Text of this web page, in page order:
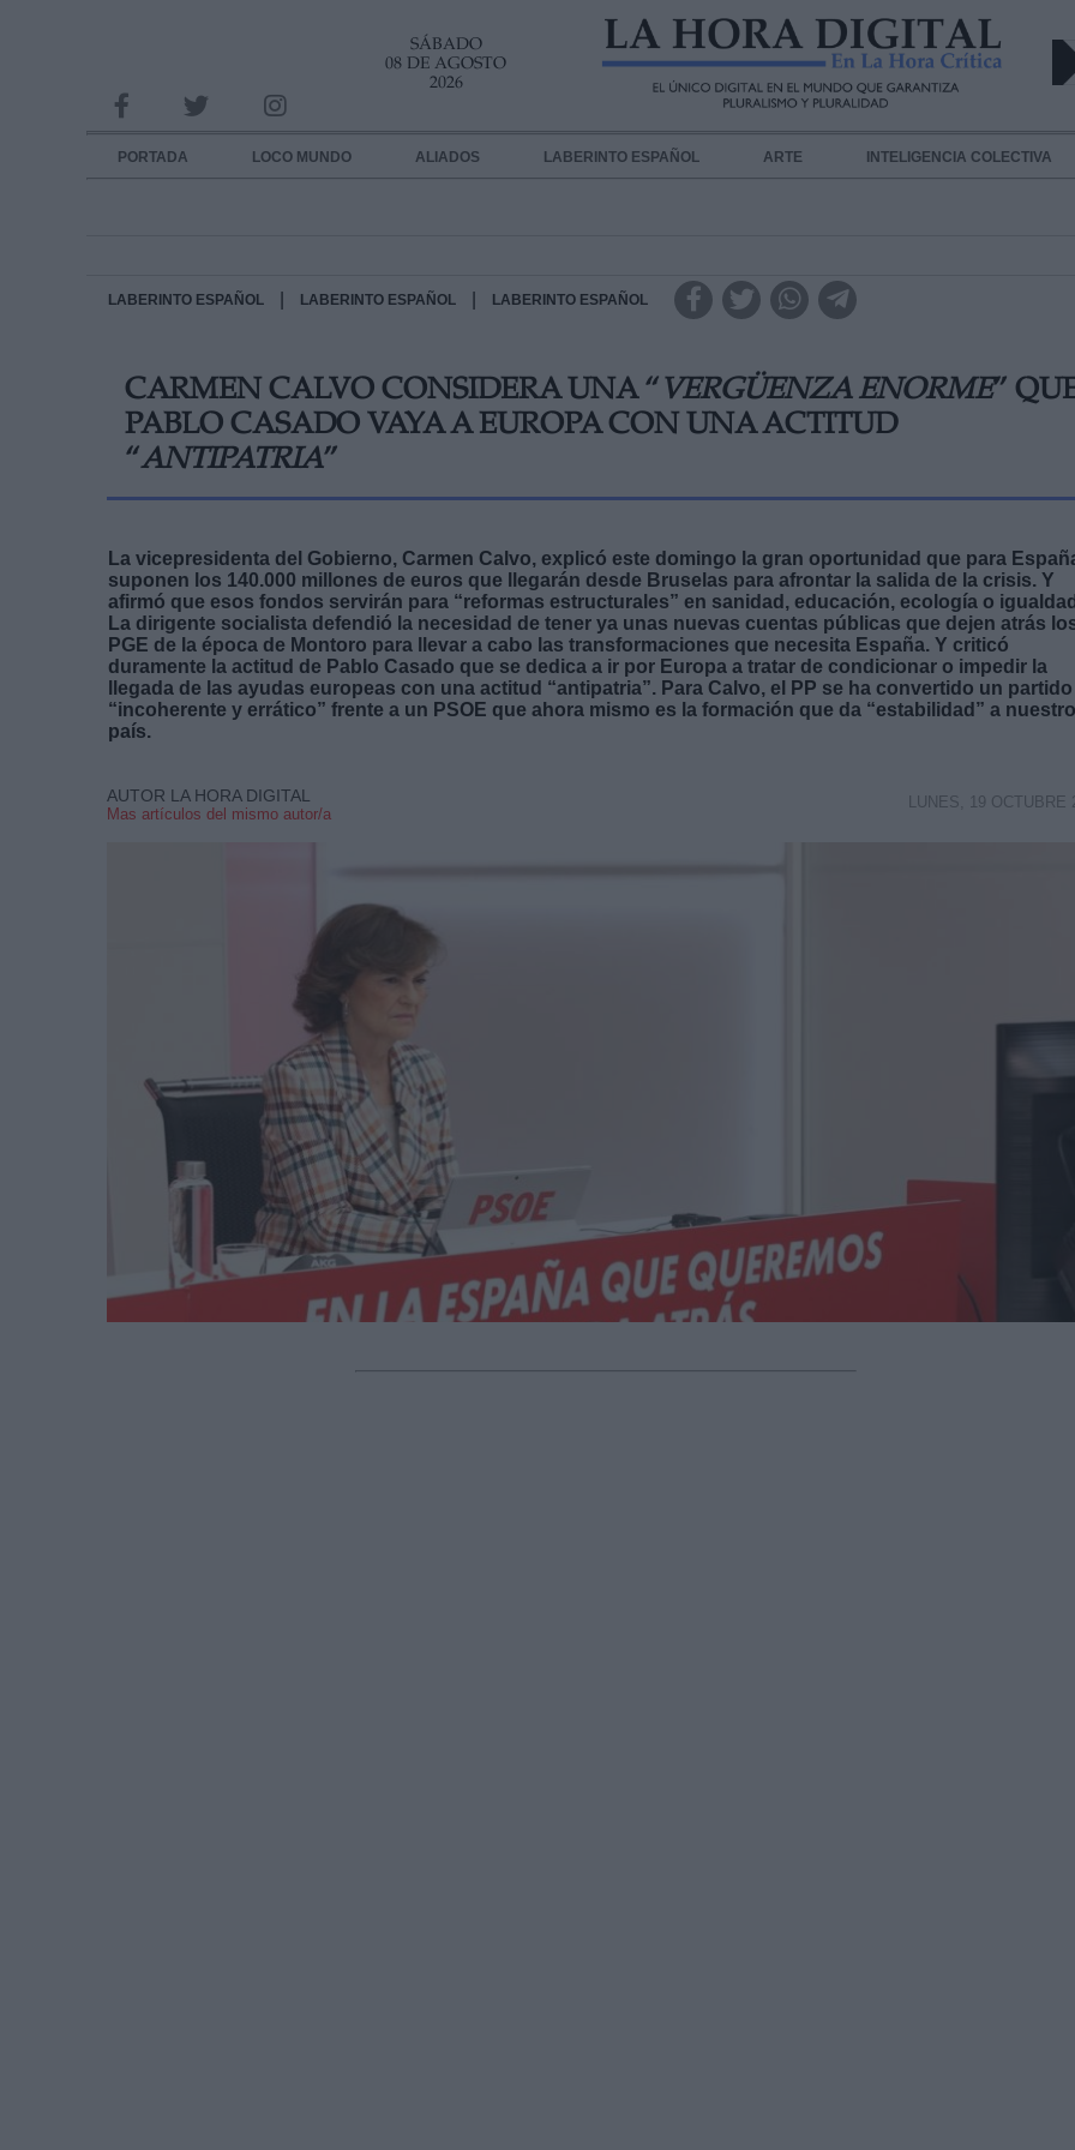
SÁBADO
08 DE AGOSTO
2026
PORTADA LOCO MUNDO ALIADOS LABERINTO ESPAÑOL ARTE INTELIGENCIA COLECTIVA
LABERINTO ESPAÑOL LABERINTO ESPAÑOL LABERINTO ESPAÑOL
CARMEN CALVO CONSIDERA UNA “ VERGÜENZA ENORME”
PABLO CASADO VAYA A EUROPA CON UNA ACTITUD
“ANTIPATRIA”
La vicepresidenta del Gobierno, Carmen Calvo, explicó este domingo la gran oportunidad que para
suponen los 140.000 millones de euros que llegarán desde Bruselas para afrontar la salida de la crisis. Y
afirmó que esos fondos servirán para “reformas estructurales” en sanidad, educación, ecología o
La dirigente socialista defendió la necesidad de tener ya unas nuevas cuentas públicas que dejen atrás
PGE de la época de Montoro para llevar a cabo las transformaciones que necesita España. Y criticó
duramente la actitud de Pablo Casado que se dedica a ir por Europa a tratar de condicionar o impedir la
llegada de las ayudas europeas con una actitud “antipatria”. Para Calvo, el PP se ha convertido un partido
“incoherente y errático” frente a un PSOE que ahora mismo es la formación que da “estabilidad” a nuestro
país.
AUTOR LA HORA DIGITAL
Mas artículos del mismo autor/a
LUNES, 19 OCTUBRE
INFORMACION SOBRE LA PROTECCIÓN DE TUS DATOS
Responsable:
Destinatarios:
link
Información adicional
link